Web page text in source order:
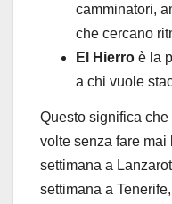
camminatori,
che cercano
El Hierro è la
a chi vuole
Questo significa
volte senza fare mai
settimana a
settimana a